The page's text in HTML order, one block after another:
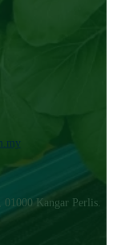
Kangar Perlis.